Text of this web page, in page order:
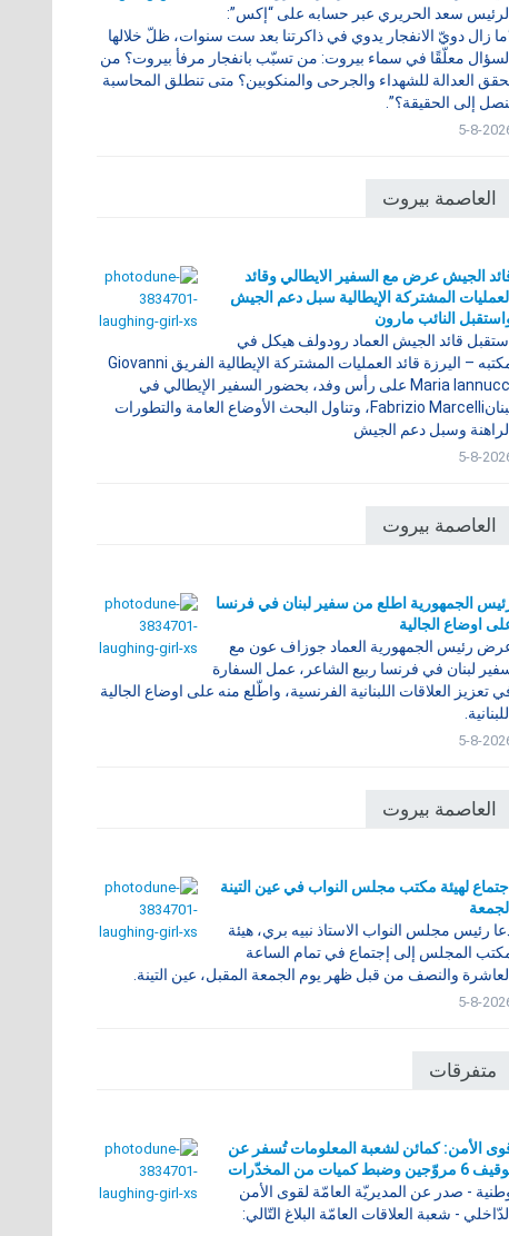
سعد الحريري عبر حسابه على “إكس”:
زال دويّ الانفجار يدوي في ذاكرتنا بعد ست سنوات، ظلّ خلالها
معلّقًا في سماء بيروت: من تسبّب بانفجار مرفأ بيروت؟ من
العدالة للشهداء والجرحى والمنكوبين؟ متى تنطلق المحاسبة
إلى الحقيقة؟”.
5-8-
العاصمة بيروت
الجيش عرض مع السفير الايطالي وقائد
العمليات المشتركة الإيطالية سبل دعم الجيش
النائب مارون
قائد الجيش العماد رودولف هيكل في
مكتبه – اليرزة قائد العمليات المشتركة الإيطالية الفريق Giovanni
Maria Iannucci على رأس وفد، بحضور السفير الإيطالي في
لبنانFabrizio Marcelli، وتناول البحث الأوضاع العامة والتطورات
وسبل دعم الجيش
5-8-
العاصمة بيروت
الجمهورية اطلع من سفير لبنان في فرنسا
اوضاع الجالية
رئيس الجمهورية العماد جوزاف عون مع
لبنان في فرنسا ربيع الشاعر، عمل السفارة
تعزيز العلاقات اللبنانية الفرنسية، واطّلع منه على اوضاع الجالية
5-8-
العاصمة بيروت
اجتماع لهيئة مكتب مجلس النواب في عين التينة
الجمعة
رئيس مجلس النواب الاستاذ نبيه بري، هيئة
المجلس إلى إجتماع في تمام الساعة
والنصف من قبل ظهر يوم الجمعة المقبل، عين التينة.
5-8-
متفرقات
الأمن: كمائن لشعبة المعلومات تُسفر عن
مروّجين وضبط كميات من المخدّرات
- صدر عن المديريّة العامّة لقوى الأمن
- شعبة العلاقات العامّة البلاغ التّالي: